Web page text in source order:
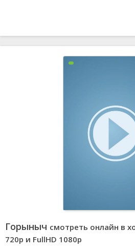
Горыныч смотреть онлайн в
720p и FullHD 1080р